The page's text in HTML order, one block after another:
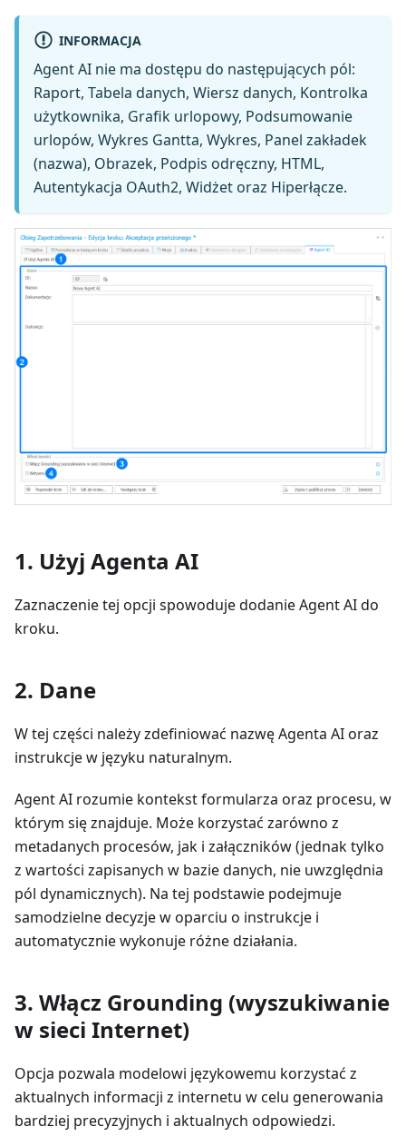
INFORMACJA
Agent AI nie ma dostępu do następujących pól:
Raport, Tabela danych, Wiersz danych, Kontrolka
użytkownika, Grafik urlopowy, Podsumowanie
urlopów, Wykres Gantta, Wykres, Panel zakładek
(nazwa), Obrazek, Podpis odręczny, HTML,
Autentykacja OAuth2, Widżet oraz Hiperłącze.
1. Użyj Agenta AI
Zaznaczenie tej opcji spowoduje dodanie Agent AI do
kroku.
2. Dane
W tej części należy zdefiniować nazwę Agenta AI oraz
instrukcje w języku naturalnym.
Agent AI rozumie kontekst formularza oraz procesu, w
którym się znajduje. Może korzystać zarówno z
metadanych procesów, jak i załączników (jednak tylko
z wartości zapisanych w bazie danych, nie uwzględnia
pól dynamicznych). Na tej podstawie podejmuje
samodzielne decyzje w oparciu o instrukcje i
automatycznie wykonuje różne działania.
3. Włącz Grounding (wyszukiwanie
w sieci Internet)
Opcja pozwala modelowi językowemu korzystać z
aktualnych informacji z internetu w celu generowania
bardziej precyzyjnych i aktualnych odpowiedzi.